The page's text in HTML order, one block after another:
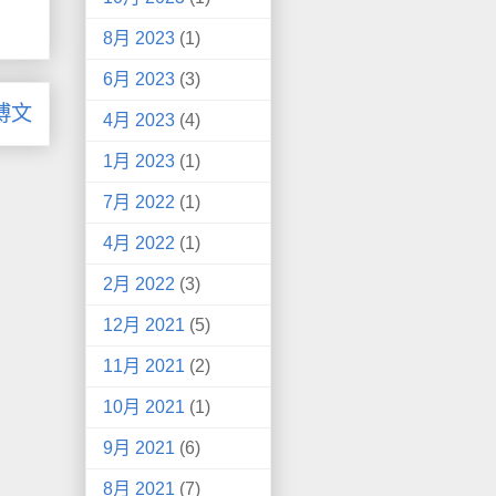
文
8月 2023 (1)
6月 2023 (3)
4月 2023 (4)
1月 2023 (1)
7月 2022 (1)
4月 2022 (1)
2月 2022 (3)
12月 2021 (5)
11月 2021 (2)
10月 2021 (1)
9月 2021 (6)
8月 2021 (7)